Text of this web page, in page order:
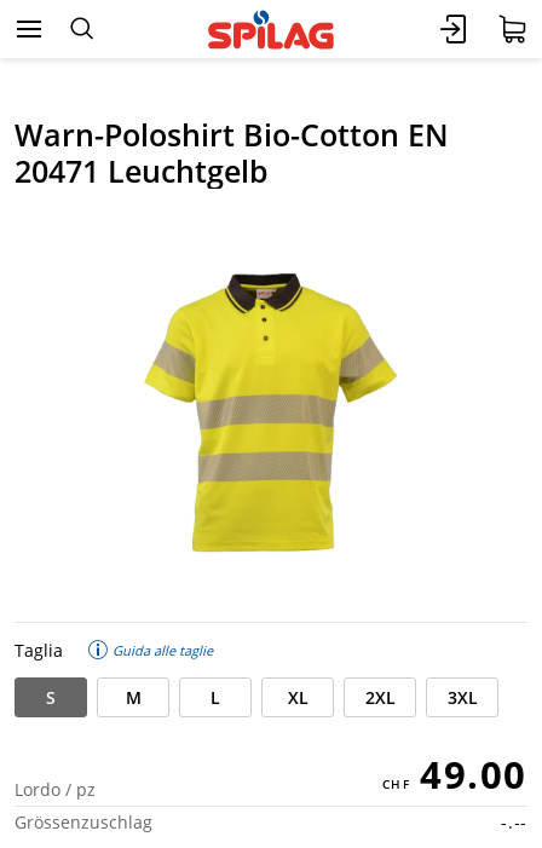
Warn-Poloshirt Bio-Cotton EN
20471 Leuchtgelb
Taglia Guida alle taglie
S M L XL 2XL 3XL
Lordo / pz 49.00
Grössenzuschlag -.--